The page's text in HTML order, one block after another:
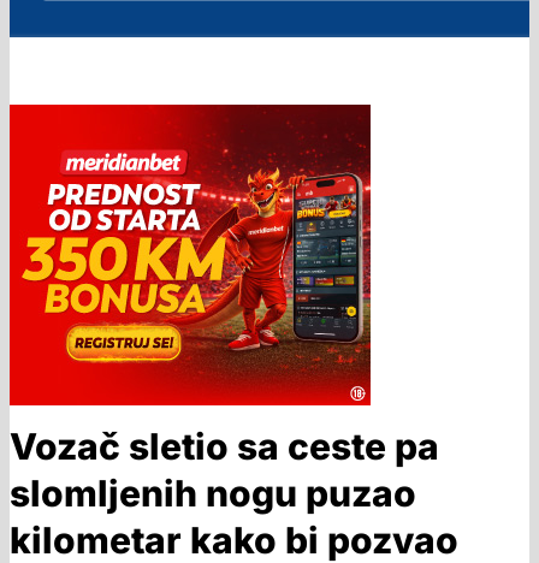
Vozač sletio sa ceste pa
slomljenih nogu puzao
kilometar kako bi pozvao